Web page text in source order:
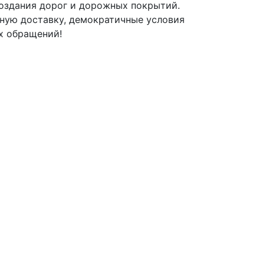
дорог и дорожных покрытий.
доставку, демократичные условия
обращений!